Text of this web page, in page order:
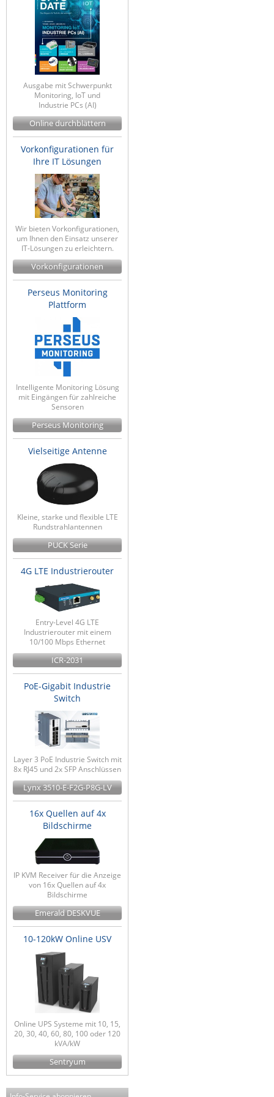
IEC Lock
Kerlink
Kramer Electronics
KVM TEC
LigoWave
Milesight
Moxa
Netio
Panorama Antennas
PatchSee
Power Kingdom
Poynting
Raritan
Riello UPS
Server Technology
Siretta
SIRIO Antenne
Sunbird
Tactical Software
TEKTELIC
Teltonika
Unwired Networks
Vision
WATTECO
Westermo
Yuasa
ZPE Systems
News zu unseren Herstellern
Ausgabe mit Schwerpunkt
Monitoring, IoT und
Industrie PCs (AI)
Online durchblättern
Vorkonfigurationen für
Ihre IT Lösungen
Wir bieten Vorkonfigurationen,
um Ihnen den Einsatz unserer
IT-Lösungen zu erleichtern.
Vorkonfigurationen
Perseus Monitoring
Plattform
Intelligente Monitoring Lösung
mit Eingängen für zahlreiche
Sensoren
Perseus Monitoring
Vielseitige Antenne
Kleine, starke und flexible LTE
Rundstrahlantennen
PUCK Serie
4G LTE Industrierouter
Entry-Level 4G LTE
Industrierouter mit einem
10/100 Mbps Ethernet
ICR-2031
PoE-Gigabit Industrie
Switch
Layer 3 PoE Industrie Switch mit
8x RJ45 und 2x SFP Anschlüssen
Lynx 3510-E-F2G-P8G-LV
16x Quellen auf 4x
Bildschirme
IP KVM Receiver für die Anzeige
von 16x Quellen auf 4x
Bildschirme
Emerald DESKVUE
10-120kW Online USV
Online UPS Systeme mit 10, 15,
20, 30, 40, 60, 80, 100 oder 120
kVA/kW
Sentryum